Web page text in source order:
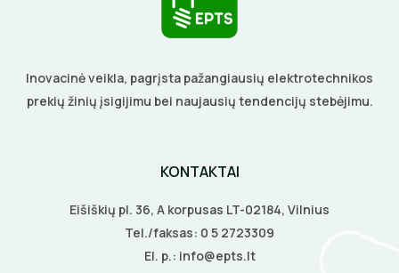
Inovacinė veikla, pagrįsta pažangiausių elektrotechnikos
prekių žinių įsigijimu bei naujausių tendencijų stebėjimu.
KONTAKTAI
Eišiškių pl. 36, A korpusas LT-02184, Vilnius
Tel./faksas: 0 5 2723309
El. p.: info@epts.lt